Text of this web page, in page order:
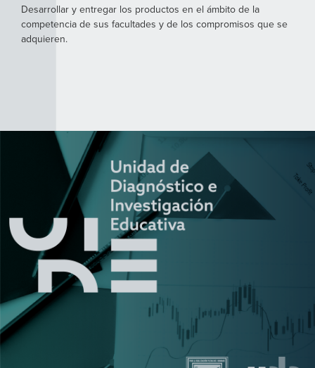
Desarrollar y entregar los productos en el ámbito de la
competencia de sus facultades y de los compromisos que se
adquieren.